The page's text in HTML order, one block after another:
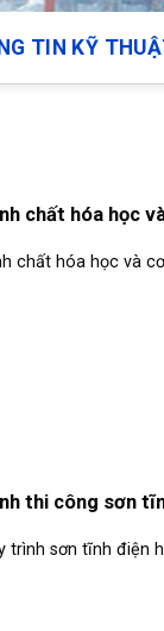
TIN KỸ
chất hóa học
chất hóa học và
thi công sơn
trình sơn tĩnh điện